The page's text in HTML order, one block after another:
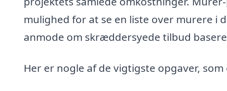
mulighed for at se en liste over murere i
anmode om skræddersyede tilbud
Her er nogle af de vigtigste opgaver,